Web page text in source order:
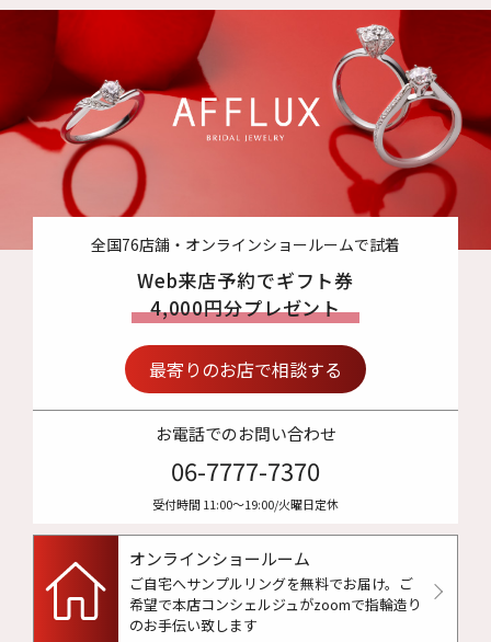
全国76店舗・オンラインショールームで試着
Web来店予約でギフト券
4,000円分プレゼント
最寄りのお店で相談する
お電話でのお問い合わせ
06-7777-7370
受付時間 11:00〜19:00/火曜日定休
オンラインショールーム
ご自宅へサンプルリングを無料でお届け。 ご
希望で本店コンシェルジュがzoomで指輪造り
のお手伝い致します